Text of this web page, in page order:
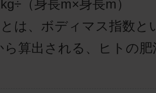
（身長m×身長m）
は、ボディマス指数と
ら算出される、ヒトの